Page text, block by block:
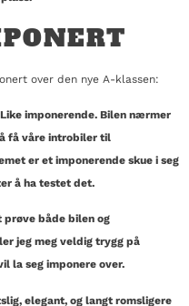
over den nye A-klassen:
imponerende. Bilen nærmer
få våre introbiler til
er et imponerende skue i seg
å ha testet det.
både bilen og
jeg meg veldig trygg på
la seg imponere over.
elegant, og langt romsligere